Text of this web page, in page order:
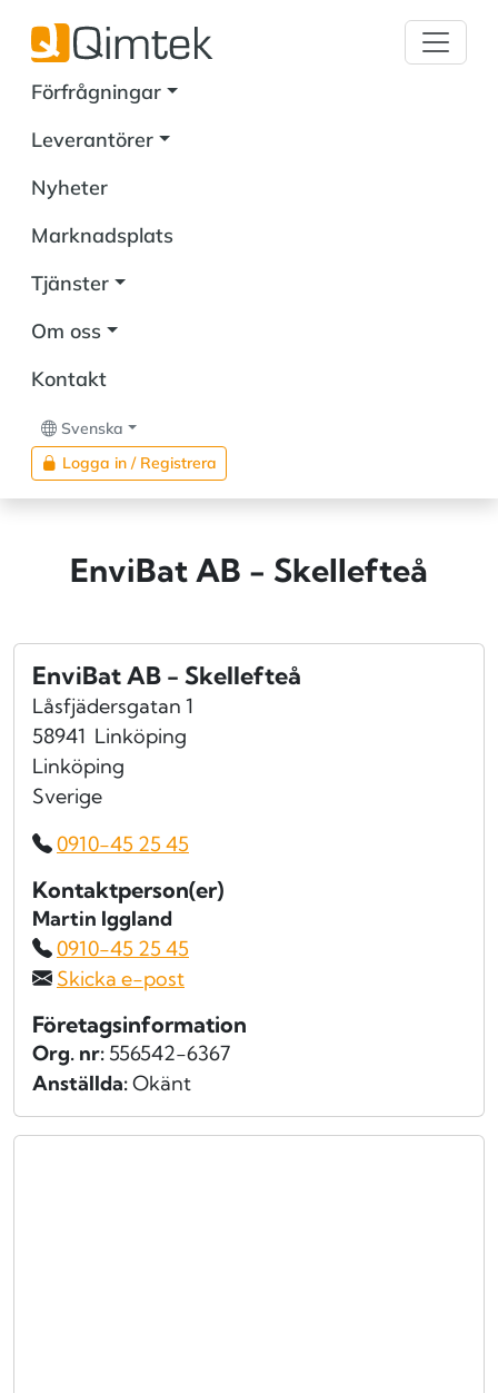
Förfrågningar
Leverantörer
Nyheter
Marknadsplats
Tjänster
Om oss
Kontakt
Svenska
Logga in / Registrera
EnviBat AB - Skellefteå
EnviBat AB - Skellefteå
Låsfjädersgatan 1
58941 Linköping
Linköping
Sverige
0910-45 25 45
Kontaktperson(er)
Martin Iggland
0910-45 25 45
Skicka e-post
Företagsinformation
Org. nr: 556542-6367
Anställda:Okänt